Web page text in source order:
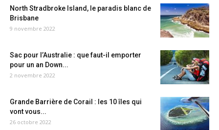
North Stradbroke Island, le paradis blanc de
Brisbane
9 novembre 2022
Sac pour l’Australie : que faut-il emporter
pour un an Down...
2 novembre 2022
Grande Barrière de Corail : les 10 îles qui
vont vous...
26 octobre 2022